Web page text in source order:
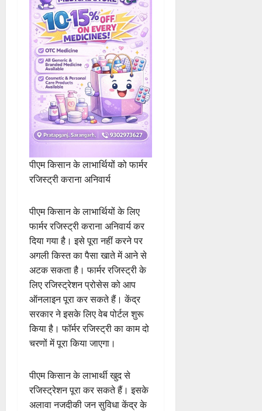
पीएम किसान के लाभार्थियों को फार्मर
रजिस्ट्री कराना अनिवार्य
पीएम किसान के लाभार्थियों के लिए
फार्मर रजिस्ट्री कराना अनिवार्य कर
दिया गया है। इसे पूरा नहीं करने पर
अगली किस्त का पैसा खाते में आने से
अटक सकता है। फार्मर रजिस्ट्री के
लिए रजिस्ट्रेशन प्रोसेस को आप
ऑनलाइन पूरा कर सकते हैं। केंद्र
सरकार ने इसके लिए वेब पोर्टल शुरू
किया है। फॉर्मर रजिस्ट्री का काम दो
चरणों में पूरा किया जाएगा।
पीएम किसान के लाभार्थी खुद से
रजिस्ट्रेशन पूरा कर सकते हैं। इसके
अलावा नजदीकी जन सुविधा केंद्र के